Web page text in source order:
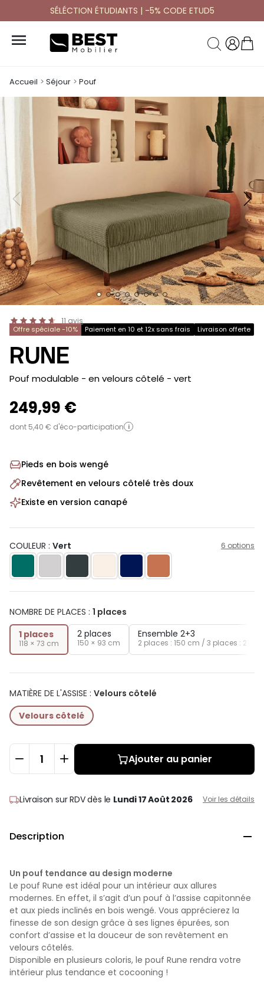
SÉLÉCTION ÉTUDIANTS | -5% CODE ETUD5

Accueil Séjour Pouf
11 avis
Offre spéciale -10% Paiement en 10 et 12x sans frais Livraison offerte
RUNE
-
Pouf modulable - en velours côtelé - vert
249,99 €
dont 5,40 € d'éco-participation i
Pieds en bois wengé
Revêtement en velours côtelé très doux
Existe en version canapé
COULEUR : Vert 6 options
NOMBRE DE PLACES : 1 places
1 places
118 × 73 cm
2 places
150 × 93 cm
Ensemble 2+3
2 places : 150 cm / 3 places : 210 ×
MATIÈRE DE L'ASSISE : Velours côtelé
Velours côtelé
Ajouter au panier
Livraison sur RDVdès le Lundi 17 Août 2026 Voir les détails
Description 
Un pouf tendance au design moderne
Le pouf Rune est idéal pour un intérieur aux allures
modernes. En effet, il s’agit d’un pouf à l’assise capitonnée
et aux pieds inclinés en bois wengé. Vous apprécierez la
finesse de son design grâce à ses lignes épurées, son
confort d’assise et la douceur de son revêtement en
velours côtelés.
Disponible en plusieurs coloris, le pouf Rune rendra votre
intérieur plus tendance et cocooning !